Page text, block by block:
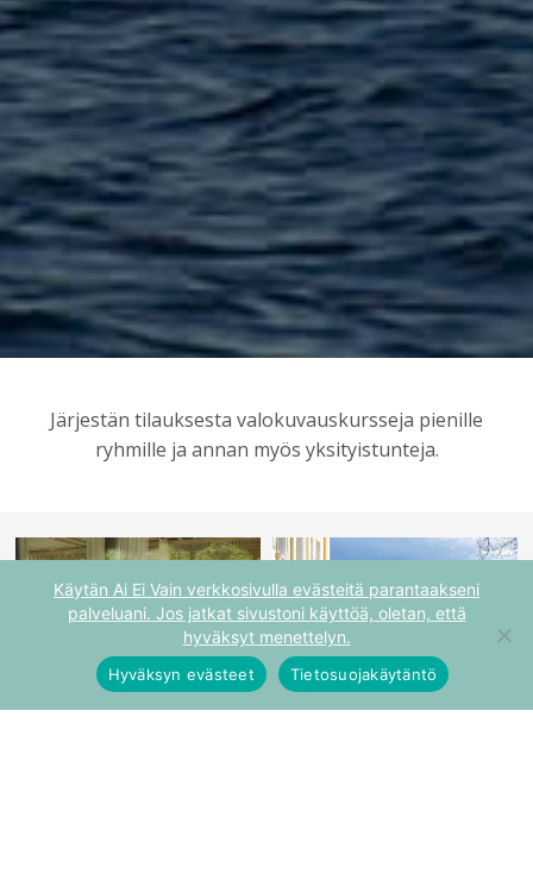
Järjestän tilauksesta valokuvauskursseja pienille
ryhmille ja annan myös yksityistunteja.
Käytän Ai Ei Vain verkkosivulla evästeitä parantaakseni
palveluani. Jos jatkat sivustoni käyttöä, oletan, että
hyväksyt menettelyn.
Hyväksyn evästeet Tietosuojakäytäntö